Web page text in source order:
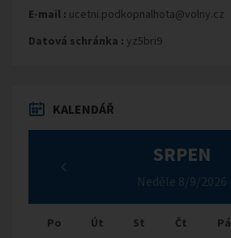
E-mail : ucetni.podkopnalhota@volny.cz
Datová schránka : yz5bri9
KALENDÁŘ
SRPEN
Neděle 8/9/2026
Po Út St Čt Pá